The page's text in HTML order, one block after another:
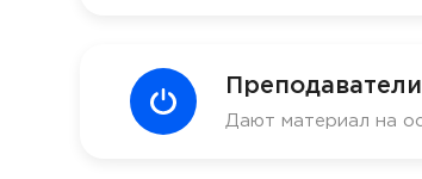
Дают материал на